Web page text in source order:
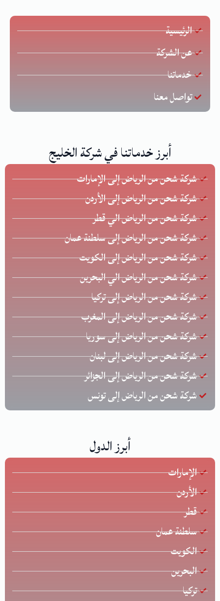
الرئيسية
عن الشركة
خدماتنا
تواصل معنا
أبرز خدماتنا في شركة الخليج
شركة شحن من الرياض إلى الإمارات
شركة شحن من الرياض إلى الأردن
شركة شحن من الرياض الي قطر
شركة شحن من الرياض إلى سلطنة عمان
شركة شحن من الرياض إلى الكويت
شركة شحن من الرياض الي البحرين
شركة شحن من الرياض إلى تركيا
شركة شحن من الرياض إلى المغرب
شركة شحن من الرياض إلى سوريا
شركة شحن من الرياض إلى لبنان
شركة شحن من الرياض إلى الجزائر
شركة شحن من الرياض إلى تونس
أبرز الدول
الإمارات
الأردن
قطر
سلطنة عمان
الكويت
البحرين
تركيا